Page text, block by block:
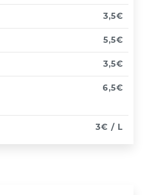
3,5€
5,5€
3,5€
6,5€
3€ / L